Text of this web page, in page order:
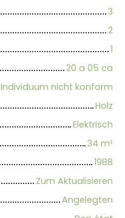
3
2
1
20 a 05 ca
Individuum nicht konform
Holz
Elektrisch
34 m²
1988
Zum Aktualisieren
Angelegten